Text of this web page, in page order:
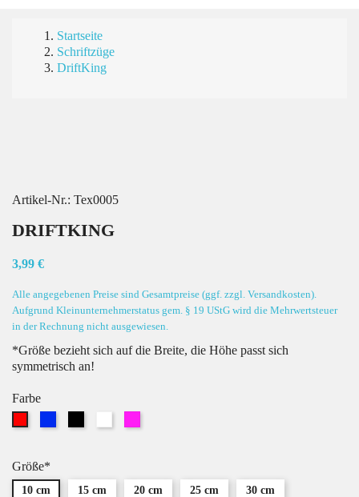
Startseite
Schriftzüge
DriftKing
Artikel-Nr.: Tex0005
DRIFTKING
3,99 €
Alle angegebenen Preise sind Gesamtpreise (ggf. zzgl. Versandkosten).
Aufgrund Kleinunternehmerstatus gem. § 19 UStG wird die Mehrwertsteuer
in der Rechnung nicht ausgewiesen.
*Größe bezieht sich auf die Breite, die Höhe passt sich
symmetrisch an!
Farbe
Größe*
10 cm 15 cm 20 cm 25 cm 30 cm